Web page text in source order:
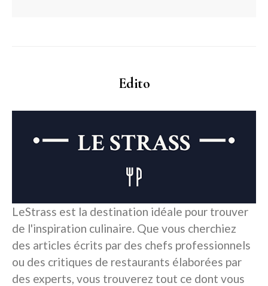
Edito
LeStrass est la destination idéale pour trouver
de l'inspiration culinaire. Que vous cherchiez
des articles écrits par des chefs professionnels
ou des critiques de restaurants élaborées par
des experts, vous trouverez tout ce dont vous